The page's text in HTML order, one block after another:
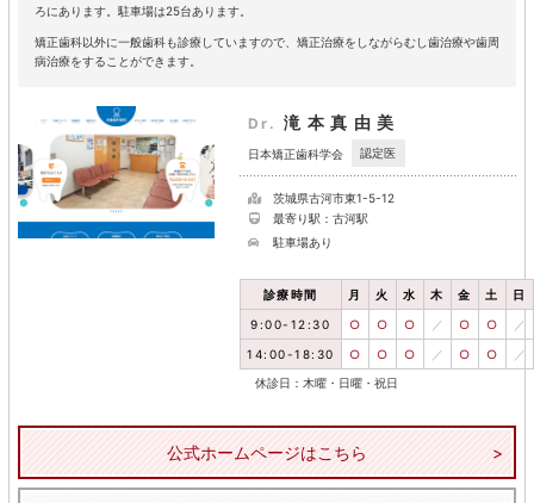
ろにあります。駐車場は25台あります。
矯正歯科以外に一般歯科も診療していますので、矯正治療をしながらむし歯治療や歯周
病治療をすることができます。
Dr. 滝本真由美
日本矯正歯科学会 認定医
茨城県古河市東1-5-12
最寄り駅：古河駅
駐車場あり
診療時間 月 火 水 木 金 土 日
9:00-12:30 ○ ○ ○ ／ ○ ○ ／
14:00-18:30 ○ ○ ○ ／ ○ ○ ／
休診日：木曜・日曜・祝日
公式ホームページはこちら